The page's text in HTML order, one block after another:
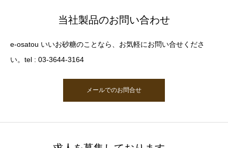
当社製品のお問い合わせ
e-osatou いいお砂糖のことなら、お気軽にお問い合せくださ
い。tel : 03-3644-3164
メールでのお問合せ